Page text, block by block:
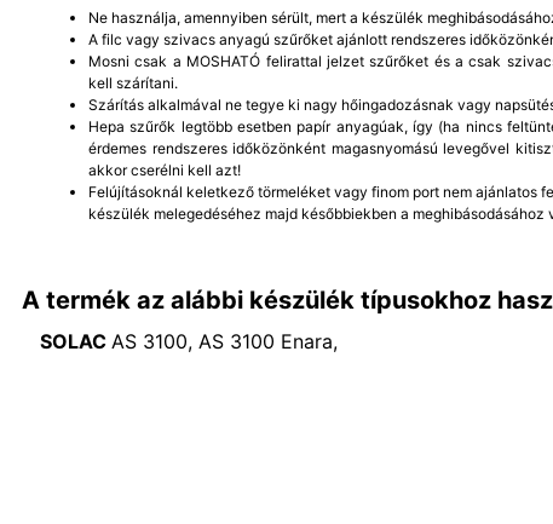
Ne használja, amennyiben sérült, mert a készülék
A filc vagy szivacs anyagú szűrőket ajánlott rendszeres
Mosni csak a MOSHATÓ felirattal jelzet szűrőket és a csak
kell szárítani.
Szárítás alkalmával ne tegye ki nagy hőingadozásnak vagy
Hepa szűrők legtöbb esetben papír anyagúak, így (ha nincs
érdemes rendszeres időközönként magasnyomású levegővel
akkor cserélni kell azt!
Felújításoknál keletkező törmeléket vagy finom port nem ajánlatos
készülék melegedéséhez majd későbbiekben a meghibásodásához
A termék az alábbi készülék típusokhoz
SOLAC AS 3100, AS 3100 Enara,